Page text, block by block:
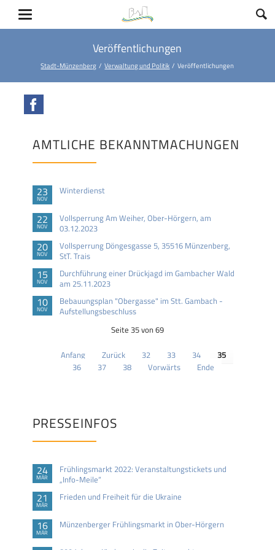
Veröffentlichungen
Stadt-Münzenberg Verwaltung und Politik Veröffentlichungen
AMTLICHE BEKANNTMACHUNGEN
23
NOV
Winterdienst
22
NOV
Vollsperrung Am Weiher, Ober-Hörgern, am
03.12.2023
20
NOV
Vollsperrung Döngesgasse 5, 35516 Münzenberg,
StT. Trais
15
NOV
Durchführung einer Drückjagd im Gambacher Wald
am 25.11.2023
10
NOV
Bebauungsplan "Obergasse" im Stt. Gambach -
Aufstellungsbeschluss
Seite 35 von 69
Anfang Zurück 32 33 34
35
36
37 38 Vorwärts Ende
PRESSEINFOS
24
MÄR
Frühlingsmarkt 2022: Veranstaltungstickets und
„Info-Meile“
21
MÄR
Frieden und Freiheit für die Ukraine
16
MÄR
Münzenberger Frühlingsmarkt in Ober-Hörgern